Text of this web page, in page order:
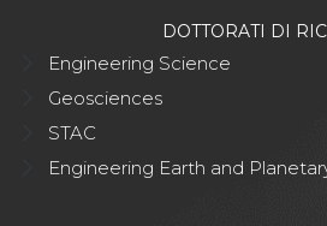
DOTTORATI DI
Engineering Science
Geosciences
STAC
Engineering Earth and